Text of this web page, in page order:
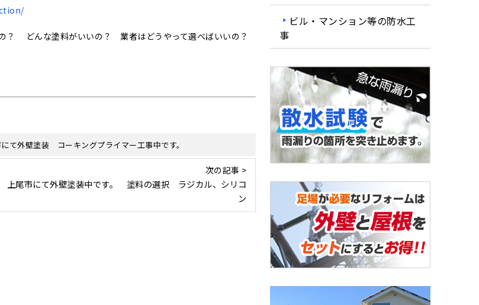
？ どんな塗料がいいの？ 業者はどうやって選べばいいの？
て外壁塗装 コーキングプライマー工事中です。
次の記事 >
上尾市にて外壁塗装中です。 塗料の選択 ラジカル、シリコ
ン
ビル・マンション等の防水工
事